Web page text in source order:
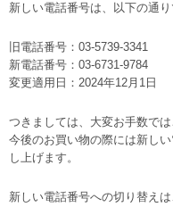
新しい電話番号は、以下の通り
旧電話番号：03-5739-3341
新電話番号：03-6731-9784
変更適用日：2024年12月1日
つきましては、大変お手数で
今後のお買い物の際には新し
し上げます。
新しい電話番号への切り替え